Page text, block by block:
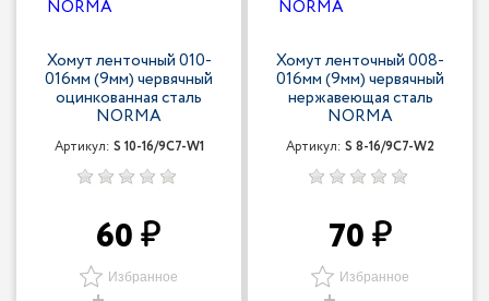
Хомут ленточный 010-
016мм (9мм) червячный
оцинкованная сталь
NORMA
Артикул: S 10-16/9С7-W1
60
Избранное
Хомут ленточный 008-
016мм (9мм) червячный
нержавеющая сталь
NORMA
Артикул: S 8-16/9С7-W2
70
Избранное